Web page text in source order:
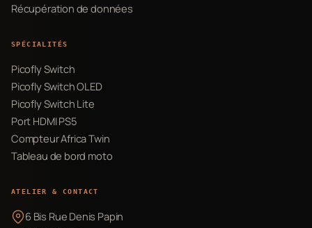
Récupération de données
SPÉCIALITÉS
Picofly Switch
Picofly Switch OLED
Picofly Switch Lite
Port HDMI PS5
Compteur Africa Twin
Tableau de bord moto
ATELIER & CONTACT
6 Bis Rue Denis Papin